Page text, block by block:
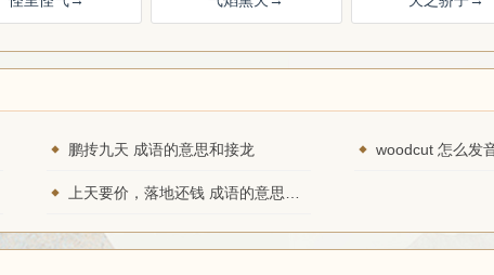
鹏抟九天 成语的意思和接龙 woodcut 怎么发